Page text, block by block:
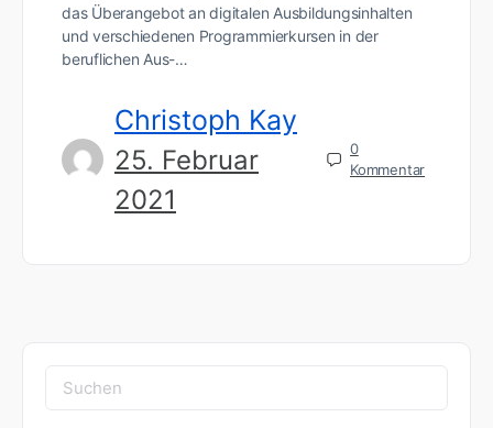
das Überangebot an digitalen Ausbildungsinhalten
und verschiedenen Programmierkursen in der
beruflichen Aus-…
Christoph Kay
25. Februar
2021
0
Kommentar
Suchen
nach: